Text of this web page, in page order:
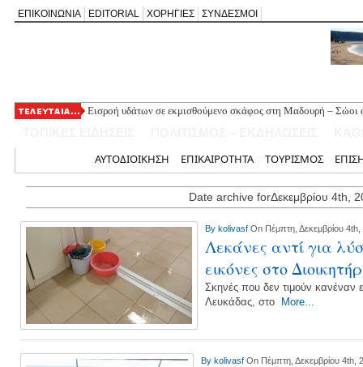
ΕΠΙΚΟΙΝΩΝΙΑ EDITORIAL ΧΟΡΗΓΙΕΣ ΣΥΝΔΕΣΜΟΙ
Εισροή υδάτων σε εκμισθούμενο σκάφος στη Μαδουρή – Σώοι
Άγιος Νικήτας: Απορρίφθηκε αίτημα για φιλανθρωπική δράση
Νέο Τουριστικό Χωροταξικό: Τι αλλάζει σε Λευκάδα και
και τουριστική ανάπτυξη
ΑΥΤΟΔΙΟΙΚΗΣΗ ΕΠΙΚΑΙΡΟΤΗΤΑ ΤΟΥΡΙΣΜΟΣ
Date archive forΔεκεμβρίου 4th,
By kolivasf On Πέμπτη, Δεκεμβρίου 4th,
Λεκάνες αντί για
εικόνες στο
Σκηνές που δεν τιμούν κανέναν
Λευκάδας, στο
More...
By kolivasf On Πέμπτη, Δεκεμβρίου 4th,